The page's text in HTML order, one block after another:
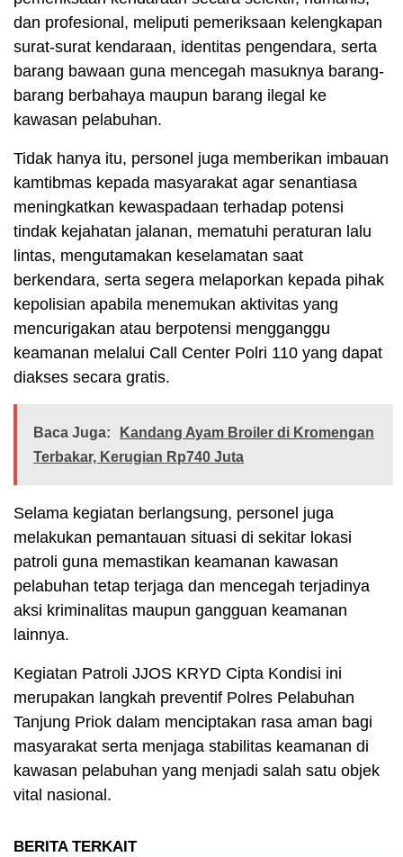
dan profesional, meliputi pemeriksaan kelengkapan
surat-surat kendaraan, identitas pengendara, serta
barang bawaan guna mencegah masuknya barang-
barang berbahaya maupun barang ilegal ke
kawasan pelabuhan.
Tidak hanya itu, personel juga memberikan imbauan
kamtibmas kepada masyarakat agar senantiasa
meningkatkan kewaspadaan terhadap potensi
tindak kejahatan jalanan, mematuhi peraturan lalu
lintas, mengutamakan keselamatan saat
berkendara, serta segera melaporkan kepada pihak
kepolisian apabila menemukan aktivitas yang
mencurigakan atau berpotensi mengganggu
keamanan melalui Call Center Polri 110 yang dapat
diakses secara gratis.
Baca Juga:
Kandang Ayam Broiler di Kromengan
Terbakar, Kerugian Rp740 Juta
Selama kegiatan berlangsung, personel juga
melakukan pemantauan situasi di sekitar lokasi
patroli guna memastikan keamanan kawasan
pelabuhan tetap terjaga dan mencegah terjadinya
aksi kriminalitas maupun gangguan keamanan
lainnya.
Kegiatan Patroli JJOS KRYD Cipta Kondisi ini
merupakan langkah preventif Polres Pelabuhan
Tanjung Priok dalam menciptakan rasa aman bagi
masyarakat serta menjaga stabilitas keamanan di
kawasan pelabuhan yang menjadi salah satu objek
vital nasional.
BERITA TERKAIT